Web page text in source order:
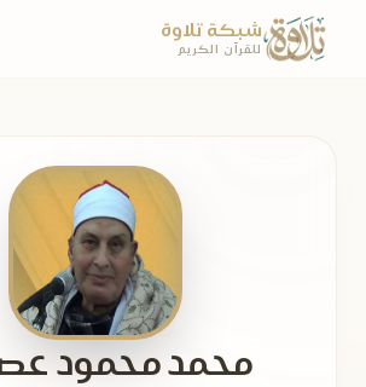
شبكة تلاوة
للقرآن الكريم
محمد محمود